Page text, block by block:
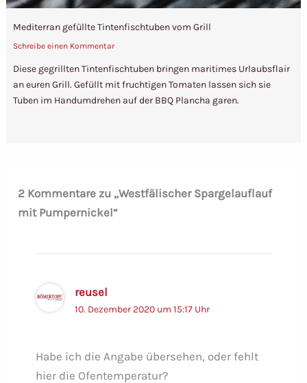
Mediterran gefüllte Tintenfischtuben vom Grill
Schreibe einen Kommentar
Diese gegrillten Tintenfischtuben bringen maritimes Urlaubsflair
an euren Grill. Gefüllt mit fruchtigen Tomaten lassen sich sie
Tuben im Handumdrehen auf der BBQ Plancha garen.
2 Kommentare zu „Westfälischer Spargelauflauf
mit Pumpernickel“
reusel
10. Dezember 2020 um 15:17 Uhr
Habe ich die Angabe übersehen, oder fehlt
hier die Ofentemperatur?